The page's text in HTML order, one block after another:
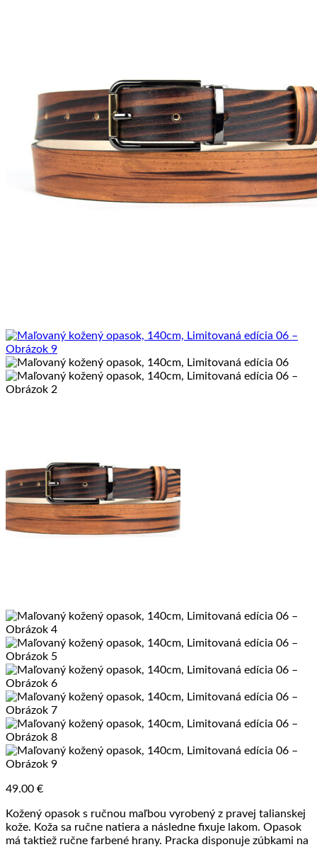
49.00 €
Kožený opasok s ručnou maľbou vyrobený z pravej talianskej
kože. Koža sa ručne natiera a následne fixuje lakom. Opasok
má taktiež ručne farbené hrany. Pracka disponuje zúbkami na